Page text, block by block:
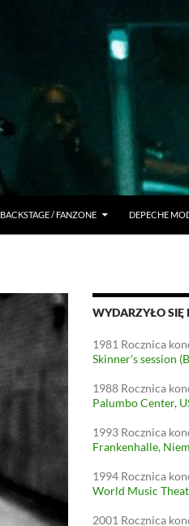
BACKSTAGE / FANZONE DEPECHE
WYDARZYŁO SIĘ
1981 Rocznica
Skinner's session
1988 Rocznica
Palumbo Center,
1993 Rocznica
Frankenhalle,
1994 Rocznica
World Music
2001 Rocznica